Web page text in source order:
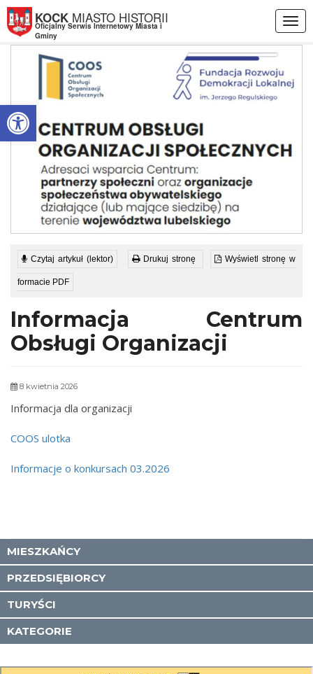
Otwórz pasek narzędzi
KOCK MIASTO HISTORII
Oficjalny Serwis Internetowy Miasta i
Gminy
Czytaj artykuł (lektor) Drukuj stronę Wyświetl stronę w
formacie PDF
Informacja Centrum
Obsługi Organizacji
8 kwietnia 2026
Informacja dla organizacji
COOS ulotka
Informacje o konkursach 03.2026
MIESZKAŃCY
PRZEDSIĘBIORCY
TURYŚCI
KATEGORIE